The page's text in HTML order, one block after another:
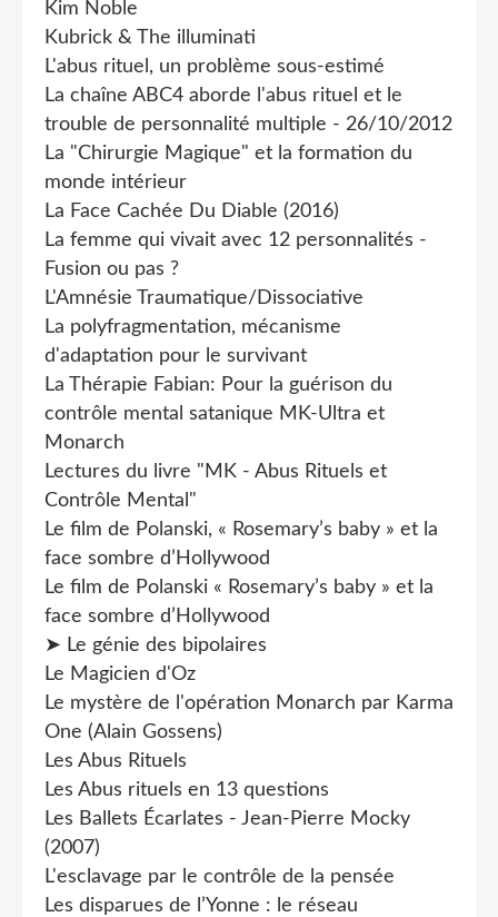
Kim Noble
Kubrick & The illuminati
L'abus rituel, un problème sous-estimé
La chaîne ABC4 aborde l'abus rituel et le
trouble de personnalité multiple - 26/10/2012
La "Chirurgie Magique" et la formation du
monde intérieur
La Face Cachée Du Diable (2016)
La femme qui vivait avec 12 personnalités -
Fusion ou pas ?
L'Amnésie Traumatique/Dissociative
La polyfragmentation, mécanisme
d'adaptation pour le survivant
La Thérapie Fabian: Pour la guérison du
contrôle mental satanique MK-Ultra et
Monarch
Lectures du livre "MK - Abus Rituels et
Contrôle Mental"
Le film de Polanski, « Rosemary’s baby » et la
face sombre d’Hollywood
Le film de Polanski « Rosemary’s baby » et la
face sombre d’Hollywood
➤ Le génie des bipolaires
Le Magicien d'Oz
Le mystère de l'opération Monarch par Karma
One (Alain Gossens)
Les Abus Rituels
Les Abus rituels en 13 questions
Les Ballets Écarlates - Jean-Pierre Mocky
(2007)
L'esclavage par le contrôle de la pensée
Les disparues de l’Yonne : le réseau